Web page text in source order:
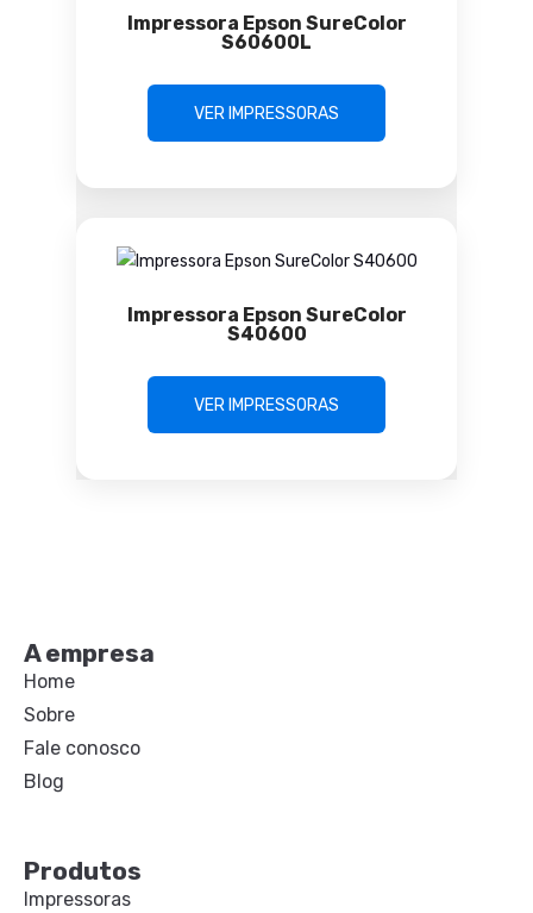
Impressora Epson SureColor
S60600L
VER IMPRESSORAS
Impressora Epson SureColor
S40600
VER IMPRESSORAS
A empresa
Home
Sobre
Fale conosco
Blog
Produtos
Impressoras